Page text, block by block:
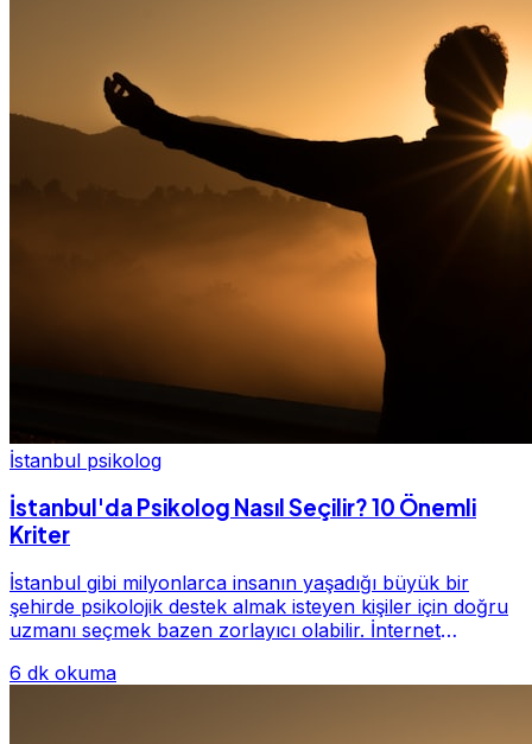
İstanbul psikolog
İstanbul'da Psikolog Nasıl Seçilir? 10 Önemli
Kriter
İstanbul gibi milyonlarca insanın yaşadığı büyük bir
şehirde psikolojik destek almak isteyen kişiler için doğru
uzmanı seçmek bazen zorlayıcı olabilir. İnternet
6 dk okuma